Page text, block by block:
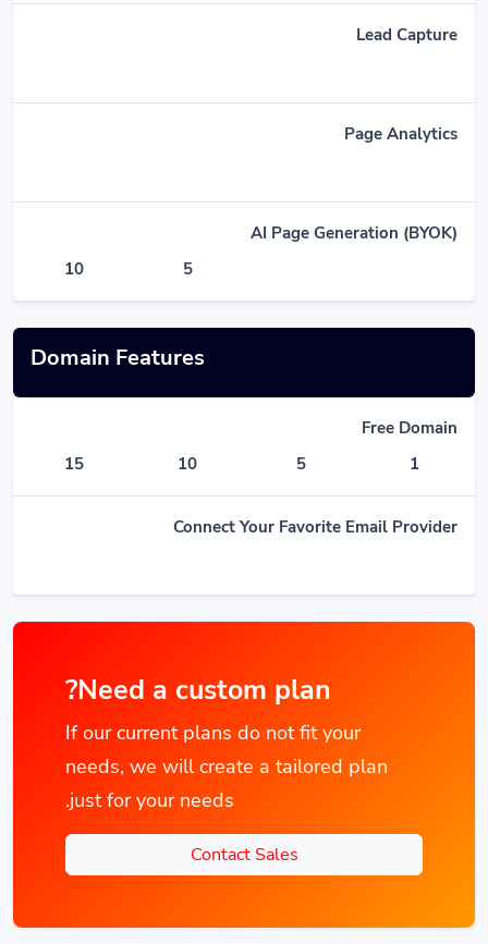
Lead Capture
Page Analytics
AI Page Generation (BYOK)
5
10
Domain Features
Free Domain
1
5
10
15
Connect Your Favorite Email Provider
Need a custom plan?
If our current plans do not fit your
needs, we will create a tailored plan
just for your needs.
Contact Sales